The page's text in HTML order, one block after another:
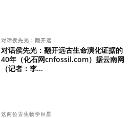
对话侯先光：翻开远
对话侯先光：翻开远古生命演化证据的
40年（化石网cnfossil.com）据云南网
（记者：李...
这两位古生物学巨星